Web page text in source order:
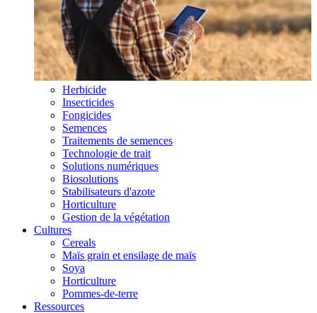
Herbicide
Insecticides
Fongicides
Semences
Traitements de semences
Technologie de trait
Solutions numériques
Biosolutions
Stabilisateurs d'azote
Horticulture
Gestion de la végétation
Cultures
Cereals
Maïs grain et ensilage de maïs
Soya
Horticulture
Pommes-de-terre
Ressources